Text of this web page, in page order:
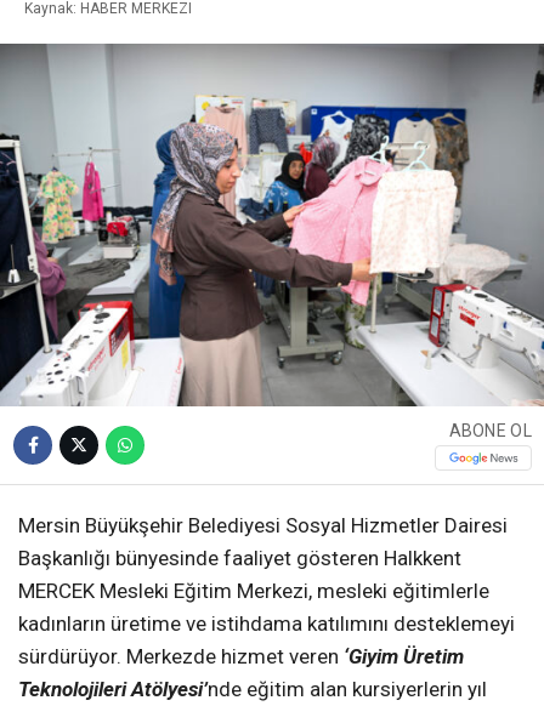
Kaynak: HABER MERKEZI
ABONE OL
Mersin Büyükşehir Belediyesi Sosyal Hizmetler Dairesi
Başkanlığı bünyesinde faaliyet gösteren Halkkent
MERCEK Mesleki Eğitim Merkezi, mesleki eğitimlerle
kadınların üretime ve istihdama katılımını desteklemeyi
sürdürüyor. Merkezde hizmet veren ‘Giyim Üretim
Teknolojileri Atölyesi’nde eğitim alan kursiyerlerin yıl